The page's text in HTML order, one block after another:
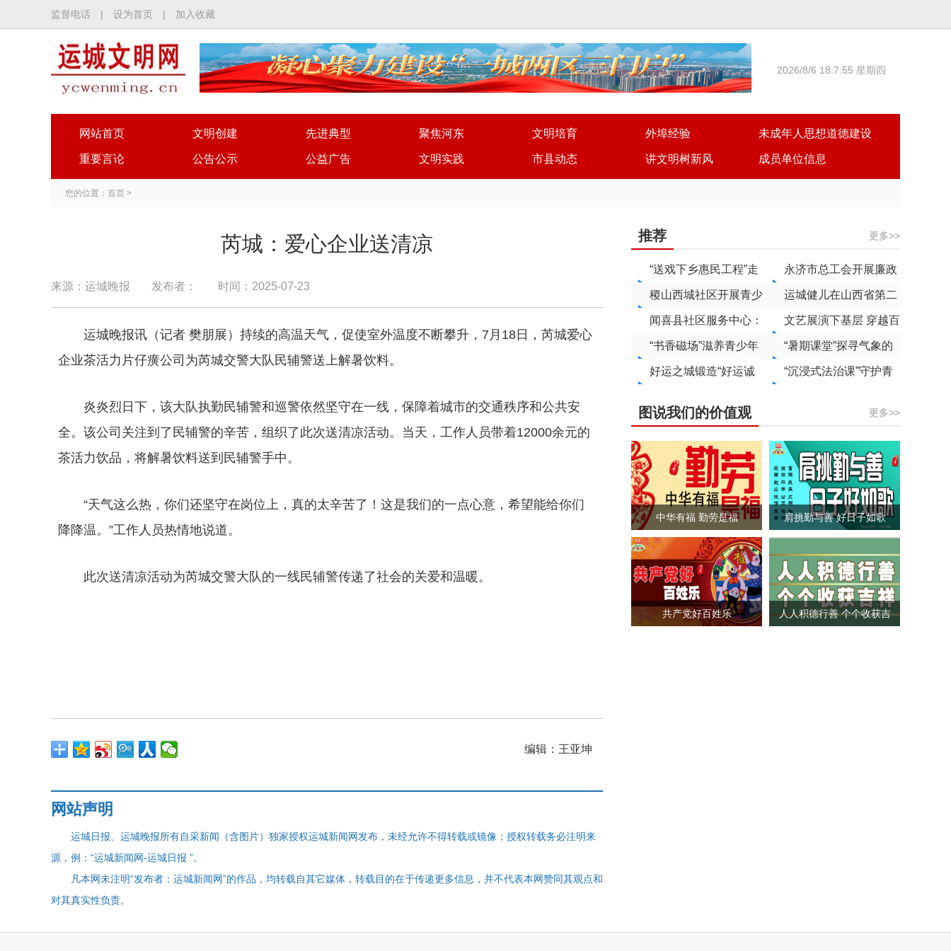
监督电话 | 设为首页 | 加入收藏
2026/8/6 18:7:55 星期四
网站首页
重要言论
文明创建
公告公示
先进典型
公益广告
聚焦河东
文明实践
文明培育
市县动态
外埠经验
讲文明树新风
未成年人思想道德建设
成员单位信息
您的位置： 首页 >
芮城：爱心企业送清凉
来源：运城晚报 发布者： 时间：2025-07-23
运城晚报讯（记者 樊朋展）持续的高温天气，促使室外温度不断攀升，7月18日，芮城爱心
企业茶活力片仔癀公司为芮城交警大队民辅警送上解暑饮料。
炎炎烈日下，该大队执勤民辅警和巡警依然坚守在一线，保障着城市的交通秩序和公共安
全。该公司关注到了民辅警的辛苦，组织了此次送清凉活动。当天，工作人员带着12000余元的
茶活力饮品，将解暑饮料送到民辅警手中。
“天气这么热，你们还坚守在岗位上，真的太辛苦了！这是我们的一点心意，希望能给你们
降降温。”工作人员热情地说道。
此次送清凉活动为芮城交警大队的一线民辅警传递了社会的关爱和温暖。
编辑：王亚坤
网站声明
运城日报、运城晚报所有自采新闻（含图片）独家授权运城新闻网发布，未经允许不得转载或镜像；授权转载务必注明来
源，例：“运城新闻网-运城日报 ”。
凡本网未注明“发布者：运城新闻网”的作品，均转载自其它媒体，转载目的在于传递更多信息，并不代表本网赞同其观点和
对其真实性负责。
推荐 更多>>
“送戏下乡惠民工程”走
进稷山翟店
永济市总工会开展廉政
警示教育活动
稷山西城社区开展青少
年防溺水宣传
运城健儿在山西省第二
十三届大中学生田径运
动会上获佳绩
闻喜县社区服务中心：
妙策融情凝共识 巧思破
题暖民心
文艺展演下基层 穿越百
年觅初心
“书香磁场”滋养青少年
成长
“暑期课堂”探寻气象的
奥秘
好运之城锻造“好运诚 “沉浸式法治课”守护青
图说我们的价值观 更多>>
中华有福 勤劳是福 肩挑勤与善 好日子如歌
共产党好百姓乐 人人积德行善 个个收获吉